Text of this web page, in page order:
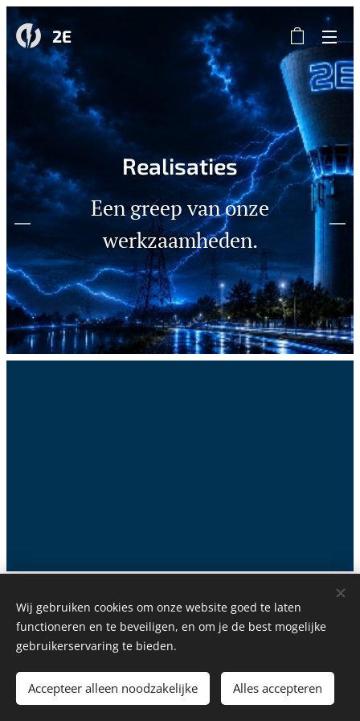
2E
Realisaties
Een greep van onze
werkzaamheden.
Wim Holtappels - 2e
Alle rechten voorbehouden 2022
Verkoops - / Aannemersvoorwaarden
Talen
Nederlands
English
Wij gebruiken cookies om onze website goed te laten
functioneren en te beveiligen, en om je de best mogelijke
gebruikerservaring te bieden.
Accepteer alleen noodzakelijke Alles accepteren